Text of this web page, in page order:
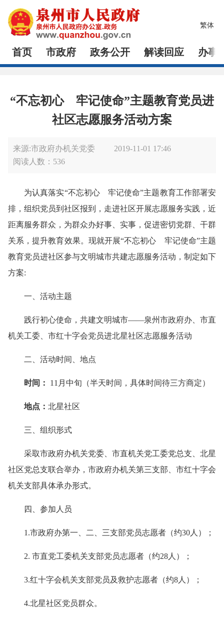
繁体
首页 市政府 政务公开 解读回应 办事
“不忘初心 牢记使命”主题教育党员进
社区志愿服务活动方案
来源:市政府办机关党委
2019-11-01 17:46
阅读人数： 536
为认真落实“不忘初心 牢记使命”主题教育工作部署安
排，组织党员到社区报到，走进社区开展志愿服务实践，近
距离服务群众，为群众办好事、实事，促进密切党群、干群
关系，提升教育效果。现就开展“不忘初心 牢记使命”主题
教育党员进社区参与文明城市共建志愿服务活动，制定如下
方案:
一、活动主题
践行初心使命，共建文明城市——泉州市政府办、市直
机关工委、市红十字会党员进北星社区志愿服务活动
二、活动时间、地点
时间： 11 月中旬（半天时间，具体时间待三方商定）
地点： 北星社区
三、组织形式
采取市政府办机关党委、市直机关党工委党总支、北星
社区党总支联合举办，市政府办机关第三支部、市红十字会
机关支部具体承办形式。
四、参加人员
1.市政府办第一、二、三支部党员志愿者（约30 人）；
2. 市直党工委机关支部党员志愿者（约28 人）；
3.红十字会机关支部党员及救护志愿者（约8 人）；
4.北星社区党员群众。